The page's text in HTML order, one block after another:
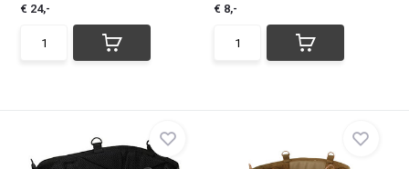
€ 24,-
€ 8,-